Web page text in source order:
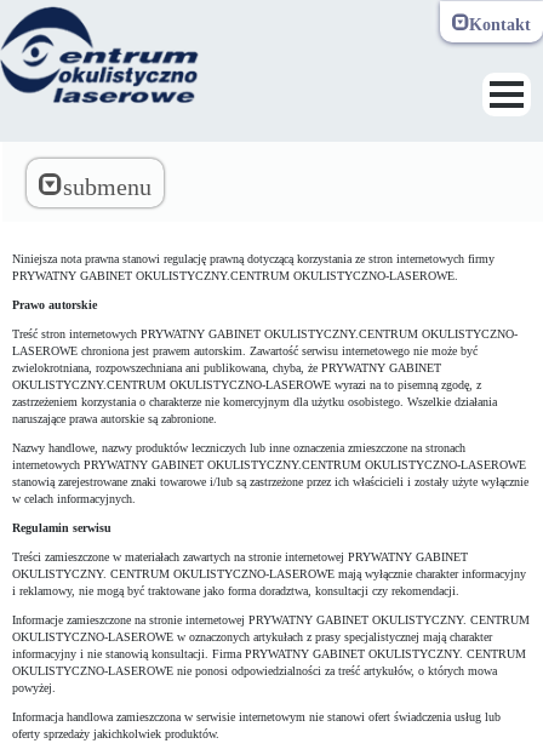
Kontakt
Toggle
submenu
Niniejsza nota prawna stanowi regulację prawną dotyczącą korzystania ze stron internetowych firmy
PRYWATNY GABINET OKULISTYCZNY.CENTRUM OKULISTYCZNO-LASEROWE.
Prawo autorskie
Treść stron internetowych PRYWATNY GABINET OKULISTYCZNY.CENTRUM OKULISTYCZNO-
LASEROWE chroniona jest prawem autorskim. Zawartość serwisu internetowego nie może być
zwielokrotniana, rozpowszechniana ani publikowana, chyba, że PRYWATNY GABINET
OKULISTYCZNY.CENTRUM OKULISTYCZNO-LASEROWE wyrazi na to pisemną zgodę, z
zastrzeżeniem korzystania o charakterze nie komercyjnym dla użytku osobistego. Wszelkie działania
naruszające prawa autorskie są zabronione.
Nazwy handlowe, nazwy produktów leczniczych lub inne oznaczenia zmieszczone na stronach
internetowych PRYWATNY GABINET OKULISTYCZNY.CENTRUM OKULISTYCZNO-LASEROWE
stanowią zarejestrowane znaki towarowe i/lub są zastrzeżone przez ich właścicieli i zostały użyte wyłącznie
w celach informacyjnych.
Regulamin serwisu
Treści zamieszczone w materiałach zawartych na stronie internetowej PRYWATNY GABINET
OKULISTYCZNY. CENTRUM OKULISTYCZNO-LASEROWE mają wyłącznie charakter informacyjny
i reklamowy, nie mogą być traktowane jako forma doradztwa, konsultacji czy rekomendacji.
Informacje zamieszczone na stronie internetowej PRYWATNY GABINET OKULISTYCZNY. CENTRUM
OKULISTYCZNO-LASEROWE w oznaczonych artykułach z prasy specjalistycznej mają charakter
informacyjny i nie stanowią konsultacji. Firma PRYWATNY GABINET OKULISTYCZNY. CENTRUM
OKULISTYCZNO-LASEROWE nie ponosi odpowiedzialności za treść artykułów, o których mowa
powyżej.
Informacja handlowa zamieszczona w serwisie internetowym nie stanowi ofert świadczenia usług lub
oferty sprzedaży jakichkolwiek produktów.